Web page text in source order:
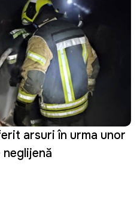
arsuri în urma unor